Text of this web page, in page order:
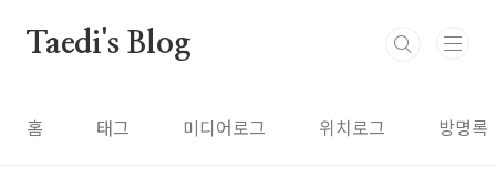
Taedi's Blog
홈 태그 미디어로그 위치로그 방명록